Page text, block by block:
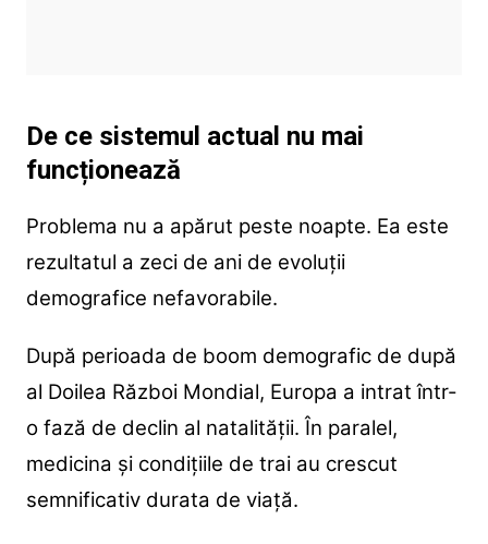
De ce sistemul actual nu mai
funcționează
Problema nu a apărut peste noapte. Ea este
rezultatul a zeci de ani de evoluții
demografice nefavorabile.
După perioada de boom demografic de după
al Doilea Război Mondial, Europa a intrat într-
o fază de declin al natalității. În paralel,
medicina și condițiile de trai au crescut
semnificativ durata de viață.